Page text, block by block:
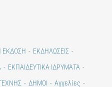
ΕΚΔΟΣΗ
ΕΚΔΗΛΩΣΕΙΣ
ΕΚΠΑΙΔΕΥΤΙΚΑ ΙΔΡΥΜΑΤΑ
ΔΗΜΟΙ
Αγγελίες